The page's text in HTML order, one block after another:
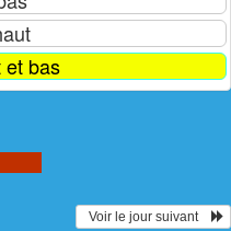
  Voir le jour suivant